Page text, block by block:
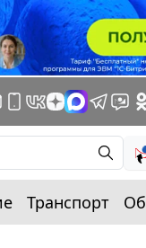
Транспорт